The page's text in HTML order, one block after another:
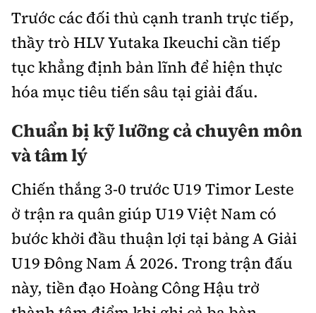
Chuyện dọc đường
Cải chính
Quy hoạch kiến trúc
Vật liệu xây dựng
Giám định chất lượng
Quản lý đô thị
Quản lý
Đường bộ
Hàng không
Đường sắt
Đăng kiểm
Đường sắt tốc độ cao
Đường thủy
Hàng hải
Đường sắt đô thị
Kinh tế
Thị trường
Tài chính
Chứng khoán
Doanh nghiệp
Pháp luật
Thanh tra
An ninh hình sự
Pháp đình
Hỏi - Đáp
Giao thông 24h
ATGT địa phương
Văn hóa giao thông
Chung tay vì ATGT
Chất lượng sống
Giáo dục
Y tế
Đời sống
Lao động - Công đoàn
Văn hóa - Giải Trí
Văn hóa
Showbiz
Điện ảnh
Thể thao
Bóng đá
Bình luận
Công nghệ
Trước các đối thủ cạnh tranh trực tiếp,
thầy trò HLV Yutaka Ikeuchi cần tiếp
tục khẳng định bản lĩnh để hiện thực
hóa mục tiêu tiến sâu tại giải đấu.
Chuẩn bị kỹ lưỡng cả chuyên môn
và tâm lý
Chiến thắng 3-0 trước U19 Timor Leste
ở trận ra quân giúp U19 Việt Nam có
bước khởi đầu thuận lợi tại bảng A Giải
U19 Đông Nam Á 2026. Trong trận đấu
này, tiền đạo Hoàng Công Hậu trở